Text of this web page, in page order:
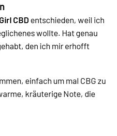
CBD entschieden, weil ich
wollte. Hat genau
den ich mir erhofft
einfach um mal CBG zu
kräuterige Note, die